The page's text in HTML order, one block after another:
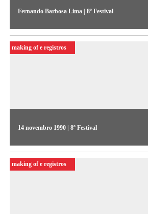
Fernando Barbosa Lima | 8º Festival
O diretor de TV fala sobre o início da
independente na televisão brasileira,
programa Repórter Esso, veiculado na TV
14 novembro 1990 | 8º Festival
O último dia do Videojornal colheu
curadores sobre a relação entre o Sul e o
holandês Tom van Vliet, diretor do World
making of e registros
making of e registros